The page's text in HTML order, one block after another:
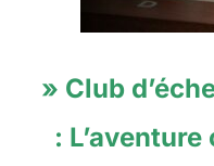
» Club
: